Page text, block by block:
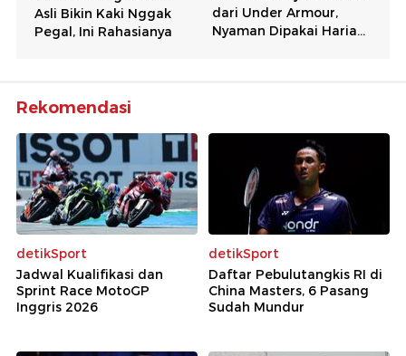
Rekomendasi
detikSport
Jadwal Kualifikasi dan
Sprint Race MotoGP
Inggris 2026
detikSport
Daftar Pebulutangkis RI di
China Masters, 6 Pasang
Sudah Mundur